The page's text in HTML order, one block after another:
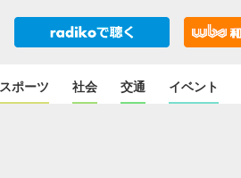
スポーツ 社会 交通 イベント